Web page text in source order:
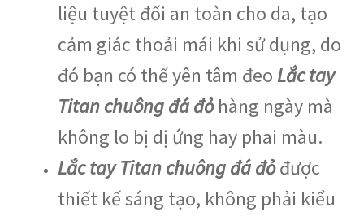
liệu tuyệt đối an toàn cho da, tạo
cảm giác thoải mái khi sử dụng, do
đó bạn có thể yên tâm đeoLắc tay
Titan chuông đá đỏhàng ngày mà
không lo bị dị ứng hay phai màu.
Lắc tay Titan chuông đá đỏđược
thiết kế sáng tạo, không phải kiểu